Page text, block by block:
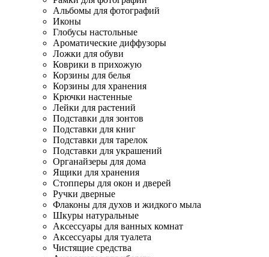
Альбомы для фотографий
Иконы
Глобусы настольные
Ароматические диффузоры
Ложки для обуви
Коврики в прихожую
Корзины для белья
Корзины для хранения
Крючки настенные
Лейки для растений
Подставки для зонтов
Подставки для книг
Подставки для тарелок
Подставки для украшений
Органайзеры для дома
Ящики для хранения
Стопперы для окон и дверей
Ручки дверные
Флаконы для духов и жидкого мыла
Шкуры натуральные
Аксессуары для ванных комнат
Аксессуары для туалета
Чистящие средства